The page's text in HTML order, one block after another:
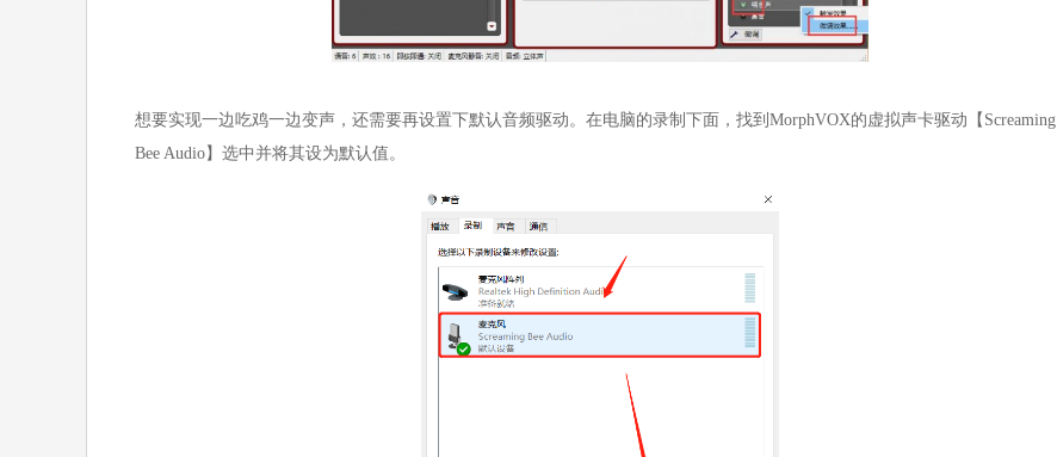
想要实现一边吃鸡一边变声，还需要再设置下默认音频驱动。在电脑的录制下面，找到MorphVOX的虚拟声卡驱动【Screaming
Bee Audio】选中并将其设为默认值。